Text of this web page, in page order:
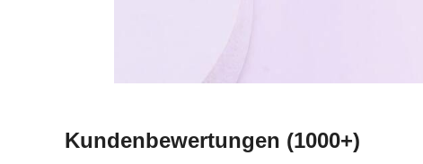
Kundenbewertungen (1000+)